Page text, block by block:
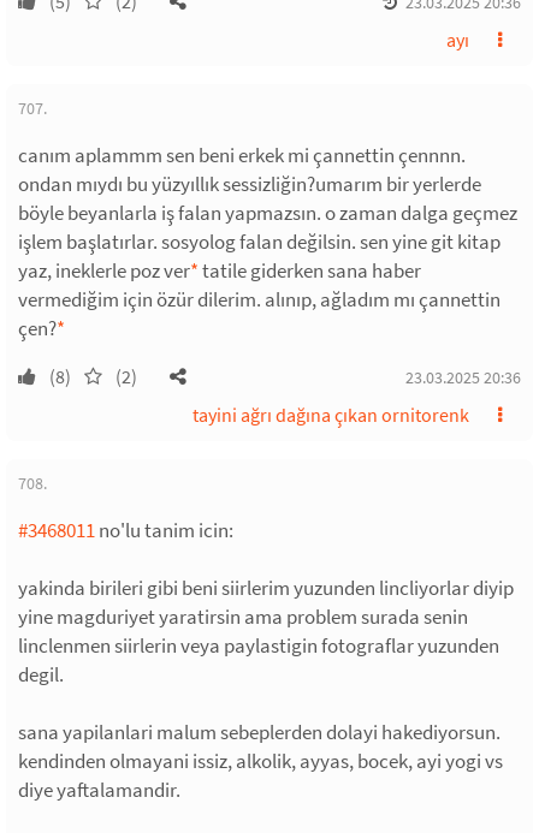
ayı
707.
canım aplammm sen beni erkek mi çannettin çennnn.
ondan mıydı bu yüzyıllık sessizliğin?umarım bir yerlerde
böyle beyanlarla iş falan yapmazsın. o zaman dalga geçmez
işlem başlatırlar. sosyolog falan değilsin. sen yine git kitap
yaz, ineklerle poz ver*tatile giderken sana haber
vermediğim için özür dilerim. alınıp, ağladım mı çannettin
çen?*
(8) (2) 23.03.2025 20:36
tayini ağrı dağına çıkan ornitorenk
708.
#3468011no'lu tanim icin:
yakinda birileri gibi beni siirlerim yuzunden lincliyorlar diyip
yine magduriyet yaratirsin ama problem surada senin
linclenmen siirlerin veya paylastigin fotograflar yuzunden
degil.
sana yapilanlari malum sebeplerden dolayi hakediyorsun.
kendinden olmayani issiz, alkolik, ayyas, bocek, ayi yogi vs
diye yaftalamandir.